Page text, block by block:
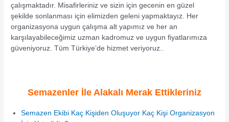
çalışmaktadır. Misafirleriniz ve sizin için gecenin en güzel
şekilde sonlanması için elimizden geleni yapmaktayız. Her
organizasyona uygun çalışma alt yapımız ve her an
karşılayabileceğimiz uzman kadromuz ve uygun fiyatlarımıza
güveniyoruz. Tüm Türkiye’de hizmet veriyoruz..
Semazenler İle Alakalı Merak Ettikleriniz
Semazen Ekibi Kaç Kişiden Oluşuyor Kaç Kişi Organizasyon